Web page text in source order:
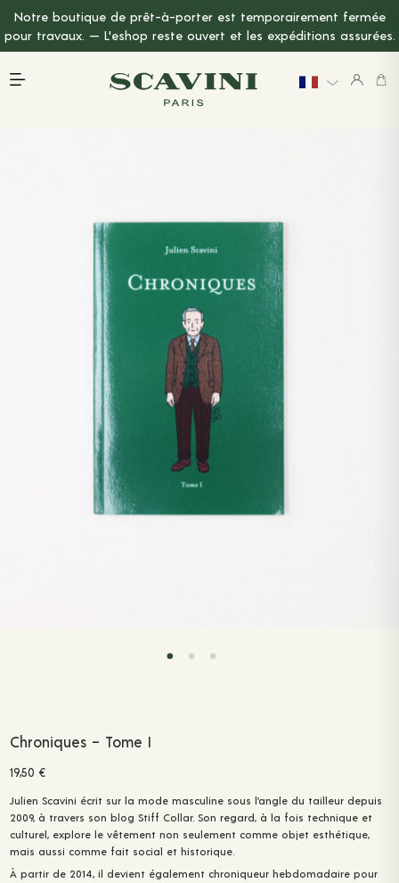
Notre boutique de prêt-à-porter est temporairement fermée
pour travaux. — L'eshop reste ouvert et les expéditions assurées.
Chroniques – Tome I
19,50 €
Julien Scavini écrit sur la mode masculine sous l’angle du tailleur depuis
2009, à travers son blog Stiff Collar. Son regard, à la fois technique et
culturel, explore le vêtement non seulement comme objet esthétique,
mais aussi comme fait social et historique.
À partir de 2014, il devient également chroniqueur hebdomadaire pour
Menu Principal